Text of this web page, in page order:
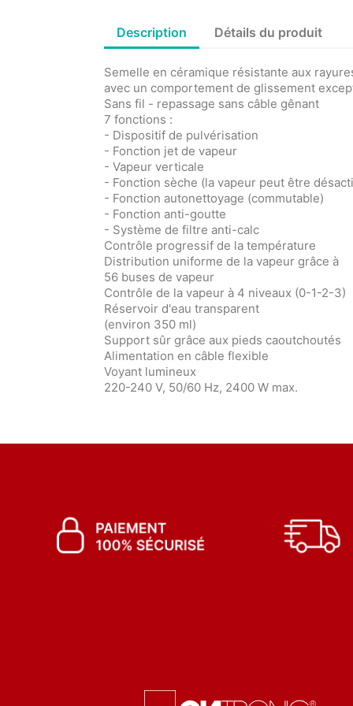
Description Détails du produit
Semelle en céramique résistante aux
avec un comportement de glissement
Sans fil - repassage sans câble gênant
7 fonctions :
- Dispositif de pulvérisation
- Fonction jet de vapeur
- Vapeur verticale
- Fonction sèche (la vapeur peut être
- Fonction autonettoyage (commutable)
- Fonction anti-goutte
- Système de filtre anti-calc
Contrôle progressif de la température
Distribution uniforme de la vapeur grâce à
56 buses de vapeur
Contrôle de la vapeur à 4 niveaux (0-1-2-3)
Réservoir d'eau transparent
(environ 350 ml)
Support sûr grâce aux pieds caoutchoutés
Alimentation en câble flexible
Voyant lumineux
220-240 V, 50/60 Hz, 2400 W max.